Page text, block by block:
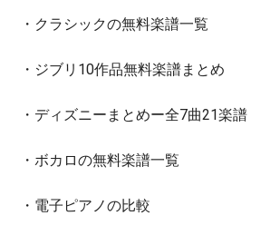
・クラシックの無料楽譜一覧
・ジブリ10作品無料楽譜まとめ
・ディズニーまとめー全7曲21楽譜
・ボカロの無料楽譜一覧
・電子ピアノの比較